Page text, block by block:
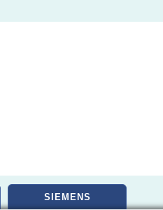
SIEMENS